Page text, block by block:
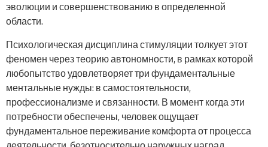
эволюции и совершенствованию в определенной
области.
Психологическая дисциплина стимуляции толкует этот
феномен через теорию автономности, в рамках которой
любопытство удовлетворяет три фундаментальные
ментальные нужды: в самостоятельности,
профессионализме и связанности. В момент когда эти
потребности обеспечены, человек ощущает
фундаментальное переживание комфорта от процесса